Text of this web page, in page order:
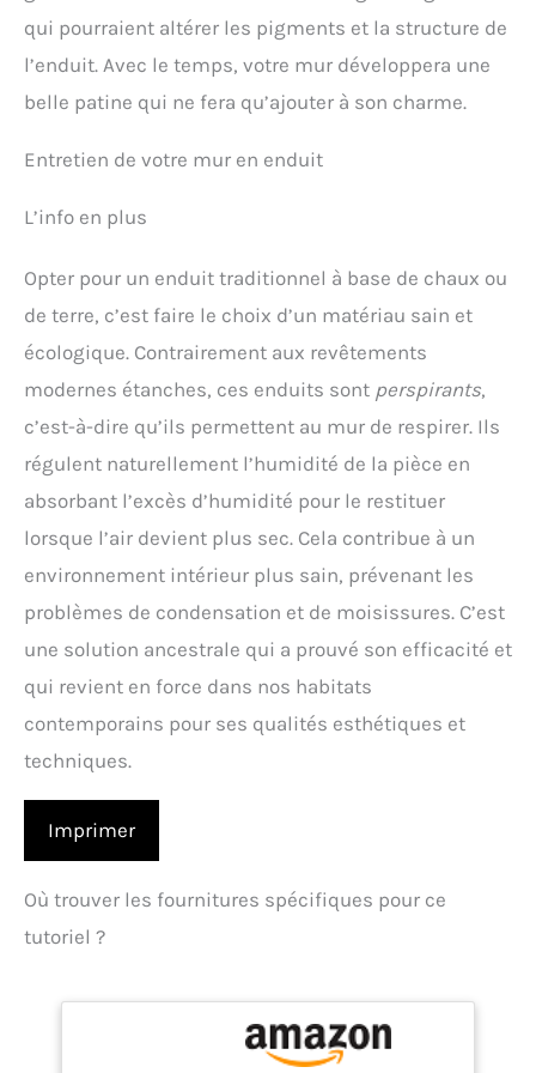
qui pourraient altérer les pigments et la structure de
l’enduit. Avec le temps, votre mur développera une
belle patine qui ne fera qu’ajouter à son charme.
Entretien de votre mur en enduit
L’info en plus
Opter pour un enduit traditionnel à base de chaux ou
de terre, c’est faire le choix d’un matériau sain et
écologique. Contrairement aux revêtements
modernes étanches, ces enduits sont perspirants,
c’est-à-dire qu’ils permettent au mur de respirer. Ils
régulent naturellement l’humidité de la pièce en
absorbant l’excès d’humidité pour le restituer
lorsque l’air devient plus sec. Cela contribue à un
environnement intérieur plus sain, prévenant les
problèmes de condensation et de moisissures. C’est
une solution ancestrale qui a prouvé son efficacité et
qui revient en force dans nos habitats
contemporains pour ses qualités esthétiques et
techniques.
Imprimer
Où trouver les fournitures spécifiques pour ce
tutoriel ?